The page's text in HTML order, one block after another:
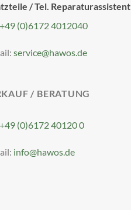
/ Tel. Reparaturassistent
+49 (0)6172 4012040
service@hawos.de
/ BERATUNG
+49 (0)6172 40120 0
info@hawos.de